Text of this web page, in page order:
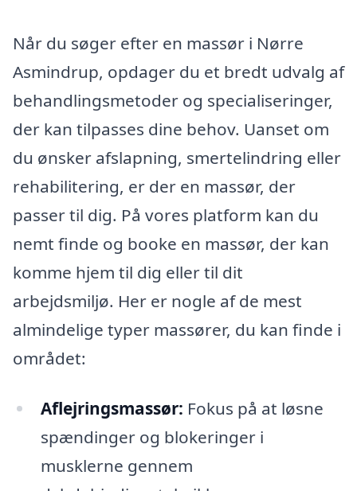
Når du søger efter en massør i Nørre
Asmindrup, opdager du et bredt udvalg af
behandlingsmetoder og specialiseringer,
der kan tilpasses dine behov. Uanset om
du ønsker afslapning, smertelindring eller
rehabilitering, er der en massør, der
passer til dig. På vores platform kan du
nemt finde og booke en massør, der kan
komme hjem til dig eller til dit
arbejdsmiljø. Her er nogle af de mest
almindelige typer massører, du kan finde i
området:
Aflejringsmassør: Fokus på at løsne
spændinger og blokeringer i
musklerne gennem